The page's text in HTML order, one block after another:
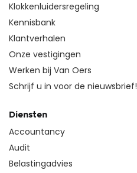
Klokkenluidersregeling
Kennisbank
Klantverhalen
Onze vestigingen
Werken bij Van Oers
Schrijf u in voor de nieuwsbrief!
Diensten
Accountancy
Audit
Belastingadvies